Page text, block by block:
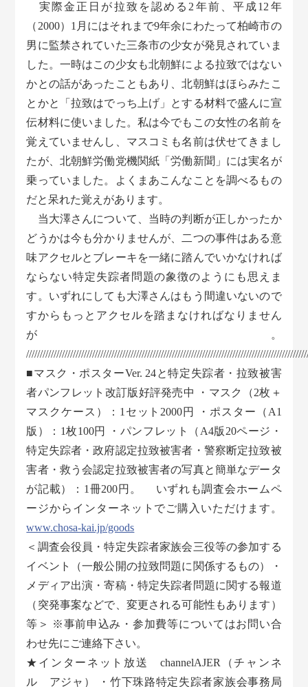
実際金正日が拉致を認める2年前、平成12年
（2000）1月にはそれまで9年余にわたって柏崎市の
男に監禁されていた三条市の少女が発見されていま
した。一時はこの少女も北朝鮮による拉致ではない
かとの話があったこともあり、北朝鮮はほらみたこ
とかと「拉致はでっち上げ」とする材料で盛んに宣
伝材料に使いました。私は今でもこの女性の名前を
覚えていませんし、マスコミも名前は伏せてきまし
たが、北朝鮮労働党機関紙「労働新聞」には実名が
乗っていました。よくまあこんなことを調べるもの
だと呆れた覚えがあります。
当大澤さんについて、当時の判断が正しかったか
どうかは今も分かりませんが、二つの事件はある意
味アクセルとブレーキを一緒に踏んでいかなければ
ならない特定失踪者問題の象徴のようにも思えま
す。いずれにしても大澤さんはもう間違いないので
すからもっとアクセルを踏まなければなりません
が。
■マスク・ポスターVer. 24と特定失踪者・拉致被害
者パンフレット改訂版好評発売中 ・マスク（2枚＋
マスクケース）：1セット2000円 ・ポスター（A1
版）：1枚100円 ・パンフレット（A4版20ページ・
特定失踪者・政府認定拉致被害者・警察断定拉致被
害者・救う会認定拉致被害者の写真と簡単なデータ
が記載）：1冊200円。 いずれも調査会ホームペ
ージからインターネットでご購入いただけます。
www.chosa-kai.jp/goods
＜調査会役員・特定失踪者家族会三役等の参加する
イベント（一般公開の拉致問題に関係するもの）・
メディア出演・寄稿・特定失踪者問題に関する報道
（突発事案などで、変更される可能性もあります）
等＞ ※事前申込み・参加費等についてはお問い合
わせ先にご連絡下さい。
★インターネット放送 channelAJER（チャンネ
ル アジャ） ・竹下珠路特定失踪者家族会事務局